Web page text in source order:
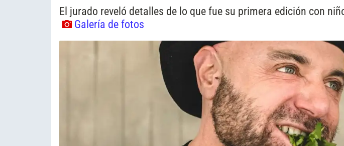
El jurado reveló detalles de lo que fue su primera edición con
Galería de fotos